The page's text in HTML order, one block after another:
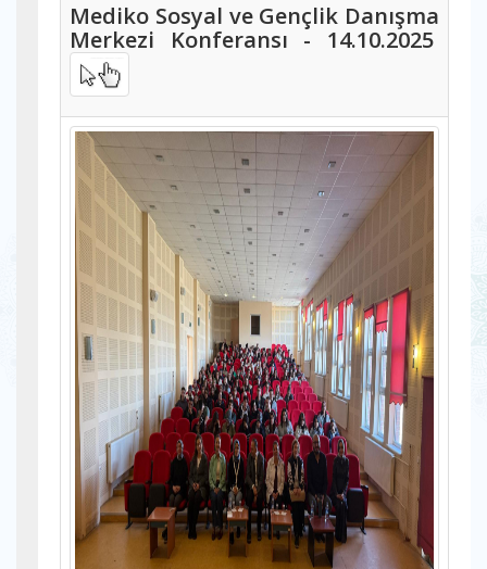
Mediko Sosyal ve Gençlik Danışma
Merkezi Konferansı - 14.10.2025